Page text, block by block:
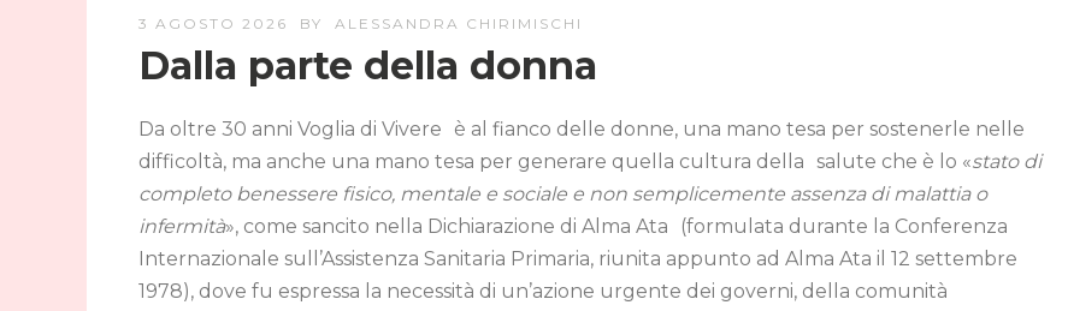
3 AGOSTO 2026 BY ALESSANDRA CHIRIMISCHI
Dalla parte della donna
Da oltre 30 anni Voglia di Vivere è al fianco delle donne, una mano tesa per sostenerle nelle
difficoltà, ma anche una mano tesa per generare quella cultura della salute che è lo «stato di
completo benessere fisico, mentale e sociale e non semplicemente assenza di malattia o
infermità», come sancito nella Dichiarazione di Alma Ata (formulata durante la Conferenza
Internazionale sull’Assistenza Sanitaria Primaria, riunita appunto ad Alma Ata il 12 settembre
1978), dove fu espressa la necessità di un’azione urgente dei governi, della comunità